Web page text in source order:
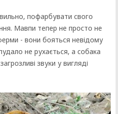
пофарбувати свого
Мавпи тепер не просто не
- вони бояться невідому
не рухається, а собака
звуки у вигляді